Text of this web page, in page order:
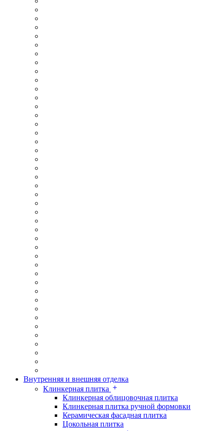
Внутренняя и внешняя отделка
Клинкерная плитка
Клинкерная облицовочная плитка
Клинкерная плитка ручной формовки
Керамическая фасадная плитка
Цокольная плитка